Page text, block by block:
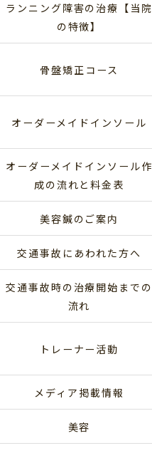
ランニング障害の治療【当院
の特徴】
骨盤矯正コース
オーダーメイドインソール
オーダーメイドインソール作
成の流れと料金表
美容鍼のご案内
交通事故にあわれた方へ
交通事故時の治療開始までの
流れ
トレーナー活動
メディア掲載情報
美容